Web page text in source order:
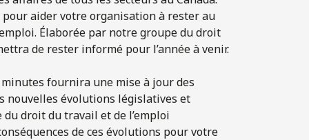
pour aider votre organisation à rester au
Élaborée par notre groupe du droit
de rester informé pour l’année à venir.
fournira une mise à jour des
nouvelles évolutions législatives et
droit du travail et de l’emploi
de ces évolutions pour votre